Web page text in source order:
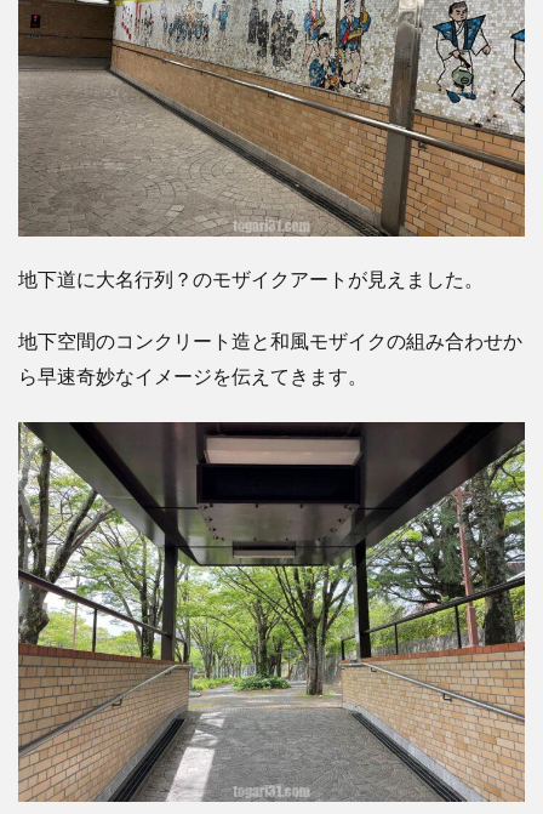
地下道に大名行列？のモザイクアートが見えました。
地下空間のコンクリート造と和風モザイクの組み合わせか
ら早速奇妙なイメージを伝えてきます。